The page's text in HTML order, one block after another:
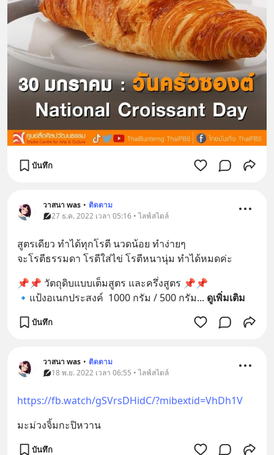
บันทึก
วาสนา was • ติดตาม
27 ธ.ค. 2022 เวลา 05:16 • ไลฟ์สไตล์
สูตรเดียว ทำได้ทุกโรตี นวดน้อย ทำง่ายๆ
จะโรตีธรรมดา โรตีใส่ไข่ โรตีหนานุ่ม ทำได้หมดค่ะ
📌📌 วัตถุดิบแบบเต็มสูตร และครึ่งสูตร 📌📌
🔹แป้งอเนกประสงค์  1000 กรัม / 500 กรัม... ดูเพิ่มเติม
บันทึก
วาสนา was • ติดตาม
18 พ.ย. 2022 เวลา 06:55 • ไลฟ์สไตล์
https://fb.watch/gSVrsDHidC/?mibextid=VhDh1V
มะม่วงจิ้มกะปิหวาน
บันทึก